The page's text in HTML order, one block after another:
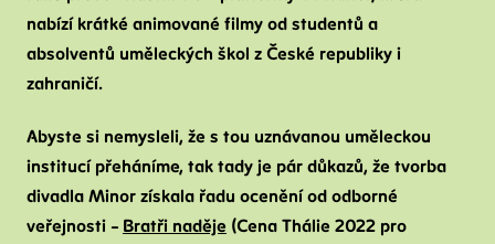
nabízí krátké animované filmy od studentů a
absolventů uměleckých škol z České republiky i
zahraničí.
Abyste si nemysleli, že s tou uznávanou uměleckou
institucí přeháníme, tak tady je pár důkazů, že tvorba
divadla Minor získala řadu ocenění od odborné
veřejnosti – Bratři naděje (Cena Thálie 2022 pro